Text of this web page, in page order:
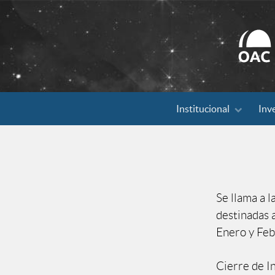
Institucional
Search
Se llama a
destinadas
Enero y
Cierre de